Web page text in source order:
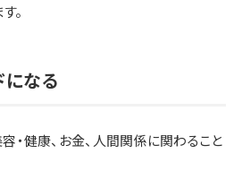
。
になる
・健康、お金、人間関係に関わること